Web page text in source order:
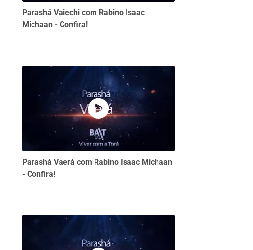
Parashá Vaiechi com Rabino Isaac
Michaan - Confira!
Parashá Vaerá com Rabino Isaac Michaan
- Confira!